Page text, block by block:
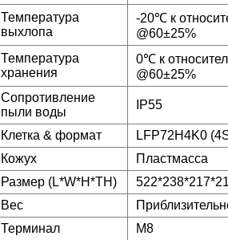
Температура
выхлопа
-20℃ к
@60±25%
Температура
хранения
0℃ к
@60±25%
Сопротивление
пыли воды
IP55
Клетка & формат
LFP72H4K0
Кожух
Пластмасса
Размер (L*W*H*TH)
Вес
Терминал
M8